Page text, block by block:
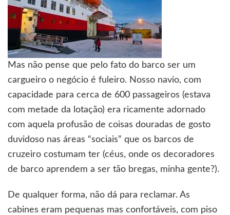
Mas não pense que pelo fato do barco ser um
cargueiro o negócio é fuleiro. Nosso navio, com
capacidade para cerca de 600 passageiros (estava
com metade da lotação) era ricamente adornado
com aquela profusão de coisas douradas de gosto
duvidoso nas áreas “sociais” que os barcos de
cruzeiro costumam ter (céus, onde os decoradores
de barco aprendem a ser tão bregas, minha gente?).
De qualquer forma, não dá para reclamar. As
cabines eram pequenas mas confortáveis, com piso